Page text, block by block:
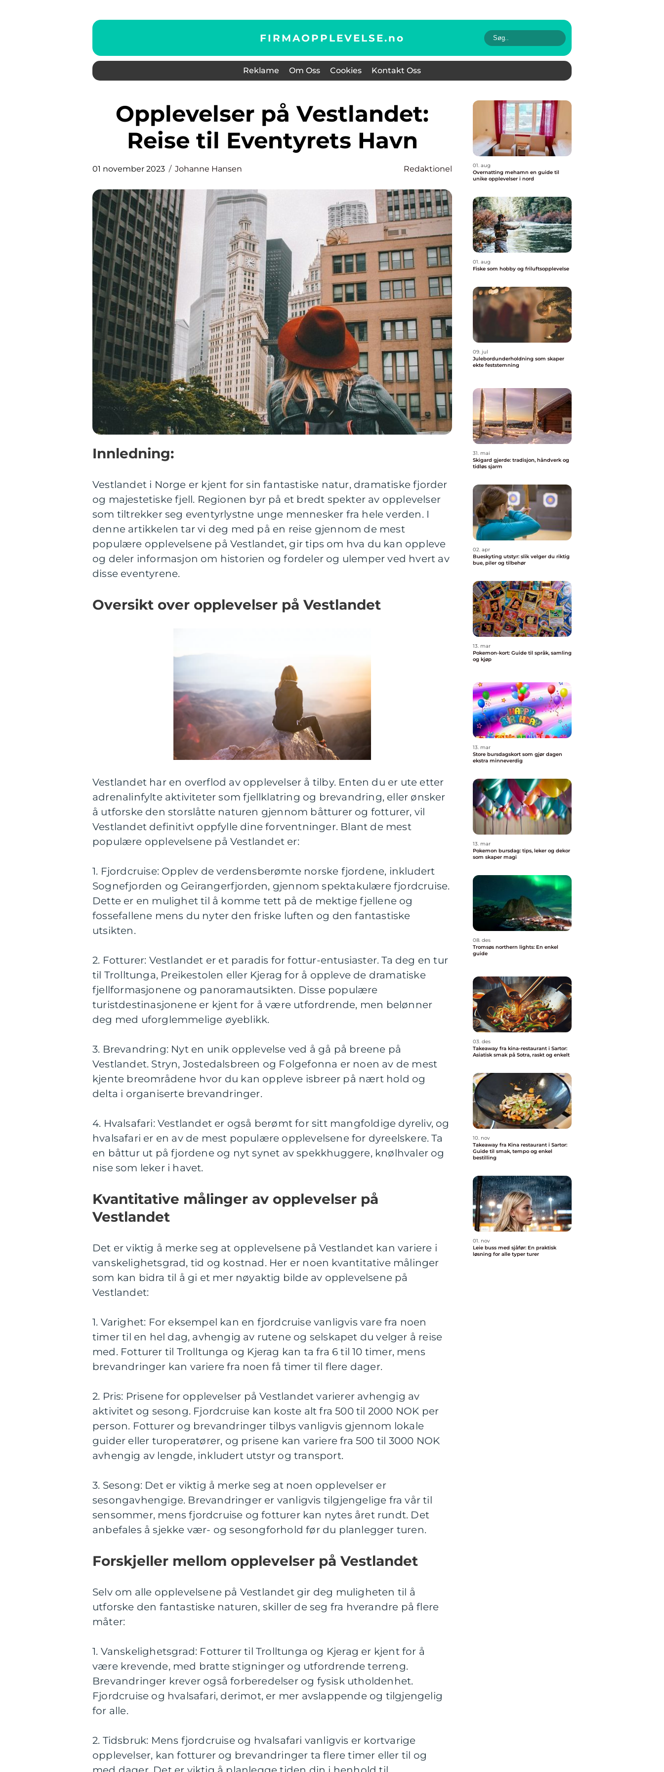
FIRMAOPPLEVELSE.no
Reklame Om Oss Cookies Kontakt Oss
Opplevelser på Vestlandet:
Reise til Eventyrets Havn
01 november 2023 Johanne Hansen Redaktionel
Innledning:
Vestlandet i Norge er kjent for sin fantastiske natur, dramatiske fjorder
og majestetiske fjell. Regionen byr på et bredt spekter av opplevelser
som tiltrekker seg eventyrlystne unge mennesker fra hele verden. I
denne artikkelen tar vi deg med på en reise gjennom de mest
populære opplevelsene på Vestlandet, gir tips om hva du kan oppleve
og deler informasjon om historien og fordeler og ulemper ved hvert av
disse eventyrene.
Oversikt over opplevelser på Vestlandet
Vestlandet har en overflod av opplevelser å tilby. Enten du er ute etter
adrenalinfylte aktiviteter som fjellklatring og brevandring, eller ønsker
å utforske den storslåtte naturen gjennom båtturer og fotturer, vil
Vestlandet definitivt oppfylle dine forventninger. Blant de mest
populære opplevelsene på Vestlandet er:
1. Fjordcruise: Opplev de verdensberømte norske fjordene, inkludert
Sognefjorden og Geirangerfjorden, gjennom spektakulære fjordcruise.
Dette er en mulighet til å komme tett på de mektige fjellene og
fossefallene mens du nyter den friske luften og den fantastiske
utsikten.
2. Fotturer: Vestlandet er et paradis for fottur-entusiaster. Ta deg en tur
til Trolltunga, Preikestolen eller Kjerag for å oppleve de dramatiske
fjellformasjonene og panoramautsikten. Disse populære
turistdestinasjonene er kjent for å være utfordrende, men belønner
deg med uforglemmelige øyeblikk.
3. Brevandring: Nyt en unik opplevelse ved å gå på breene på
Vestlandet. Stryn, Jostedalsbreen og Folgefonna er noen av de mest
kjente breområdene hvor du kan oppleve isbreer på nært hold og
delta i organiserte brevandringer.
4. Hvalsafari: Vestlandet er også berømt for sitt mangfoldige dyreliv, og
hvalsafari er en av de mest populære opplevelsene for dyreelskere. Ta
en båttur ut på fjordene og nyt synet av spekkhuggere, knølhvaler og
nise som leker i havet.
Kvantitative målinger av opplevelser på
Vestlandet
Det er viktig å merke seg at opplevelsene på Vestlandet kan variere i
vanskelighetsgrad, tid og kostnad. Her er noen kvantitative målinger
som kan bidra til å gi et mer nøyaktig bilde av opplevelsene på
Vestlandet:
1. Varighet: For eksempel kan en fjordcruise vanligvis vare fra noen
timer til en hel dag, avhengig av rutene og selskapet du velger å reise
med. Fotturer til Trolltunga og Kjerag kan ta fra 6 til 10 timer, mens
brevandringer kan variere fra noen få timer til flere dager.
2. Pris: Prisene for opplevelser på Vestlandet varierer avhengig av
aktivitet og sesong. Fjordcruise kan koste alt fra 500 til 2000 NOK per
person. Fotturer og brevandringer tilbys vanligvis gjennom lokale
guider eller turoperatører, og prisene kan variere fra 500 til 3000 NOK
avhengig av lengde, inkludert utstyr og transport.
3. Sesong: Det er viktig å merke seg at noen opplevelser er
sesongavhengige. Brevandringer er vanligvis tilgjengelige fra vår til
sensommer, mens fjordcruise og fotturer kan nytes året rundt. Det
anbefales å sjekke vær- og sesongforhold før du planlegger turen.
Forskjeller mellom opplevelser på Vestlandet
Selv om alle opplevelsene på Vestlandet gir deg muligheten til å
utforske den fantastiske naturen, skiller de seg fra hverandre på flere
måter:
1. Vanskelighetsgrad: Fotturer til Trolltunga og Kjerag er kjent for å
være krevende, med bratte stigninger og utfordrende terreng.
Brevandringer krever også forberedelser og fysisk utholdenhet.
Fjordcruise og hvalsafari, derimot, er mer avslappende og tilgjengelig
for alle.
2. Tidsbruk: Mens fjordcruise og hvalsafari vanligvis er kortvarige
opplevelser, kan fotturer og brevandringer ta flere timer eller til og
01. aug
Overnatting mehamn en guide til
unike opplevelser i nord
01. aug
Fiske som hobby og friluftsopplevelse
09. jul
Julebordunderholdning som skaper
ekte feststemning
31. mai
Skigard gjerde: tradisjon, håndverk og
tidløs sjarm
02. apr
Bueskyting utstyr: slik velger du riktig
bue, piler og tilbehør
13. mar
Pokemon-kort: Guide til språk, samling
og kjøp
13. mar
Store bursdagskort som gjør dagen
ekstra minneverdig
13. mar
Pokemon bursdag: tips, leker og dekor
som skaper magi
08. des
Tromsøs northern lights: En enkel
guide
03. des
Takeaway fra kina-restaurant i Sartor:
Asiatisk smak på Sotra, raskt og enkelt
10. nov
Takeaway fra Kina restaurant i Sartor:
Guide til smak, tempo og enkel
bestilling
01. nov
Leie buss med sjåfør: En praktisk
løsning for alle typer turer